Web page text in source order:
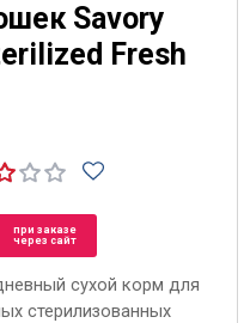
Savory
Fresh
при заказе
через сайт
сухой корм для
стерилизованных